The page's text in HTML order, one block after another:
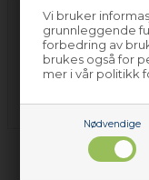
Vi bruker
grunnleggende
forbedring av
brukes også for
mer i vår politikk
Nødvendige
Deler til
Ignis -